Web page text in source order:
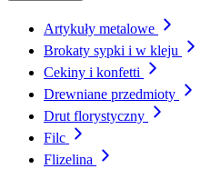
Artykuły metalowe
Brokaty sypki i w kleju
Cekiny i konfetti
Drewniane przedmioty
Drut florystyczny
Filc
Flizelina